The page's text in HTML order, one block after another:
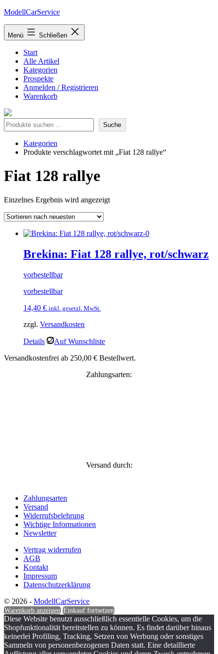
Zum
springen
ModellCarService
Menü Schließen
Start
Alle Artikel
Kategorien
Prospekte
Anmelden / Registrieren
Warenkorb
Suche Suche
Kategorien
Produkte verschlagwortet mit „Fiat 128 rallye“
Fiat 128 rallye
Einzelnes Ergebnis wird angezeigt
Brekina: Fiat 128 rallye, rot/schwarz
vorbestellbar
vorbestellbar
14,40 € inkl. gesetzl. MwSt.
zzgl. Versandkosten
Details
Auf Wunschliste
Versandkostenfrei ab 250,00 € Bestellwert.
Zahlungsarten:
Versand durch:
Zahlungsarten
Versand
Widerrufsbelehrung
Wichtige Informationen
Newsletter
Vertrag widerrufen
AGB
Kontakt
Impressum
Datenschutzerklärung
© 2026 - ModellCarService
Warenkorb anzeigen Einkauf fortsetzen
Diese Website benutzt ausschließlich essentielle Cookies, um die
Shopfunktionalität bereitstellen zu können. Es findet darüber hinaus
keinerlei Profiling, Tracking, Setzen von Werbung oder sonstiges
Sammeln von personenbezogenen Daten statt. Eine detaillierte